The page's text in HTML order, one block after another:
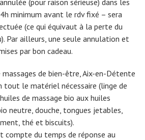
(pour raison sérieuse) dans les
minimum avant le rdv fixé – sera
(ce qui équivaut à la perte du
Par ailleurs, une seule annulation et
par bon cadeau.
massages de bien-être, Aix-en-Détente
le matériel nécessaire (linge de
de massage bio aux huiles
neutre, douche, tongues jetables,
thé et biscuits).
compte du temps de réponse au